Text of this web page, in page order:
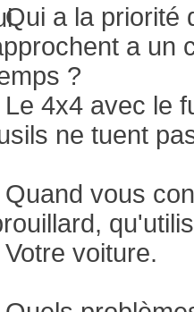
a la priorité
a un
?
Le 4x4 avec le
ne tuent
Quand vous
Votre voiture.